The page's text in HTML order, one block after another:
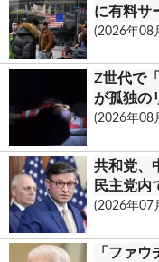
に有料サ
(2026年08
Z世代で
が孤独の
(2026年08
共和党、
民主党内
(2026年07
「ファ